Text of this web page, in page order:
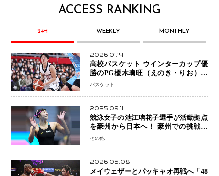
ACCESS RANKING
24H WEEKLY MONTHLY
2026.01.14
高校バスケット ウインターカップ優
勝のPG榎木璃旺（えのき・りお）が
プロの現場へ―。
バスケット
2025.09.11
競泳女子の池江璃花子選手が活動拠点
を豪州から日本へ！ 豪州での挑戦を
糧に、28年ロサンゼルス五輪へ再始動
その他
2026.05.08
メイウェザーとパッキャオ再戦へ「48